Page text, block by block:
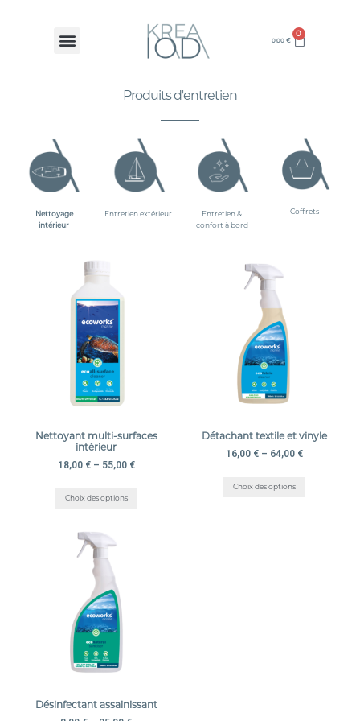
0,00 €
0
Produits d'entretien
Nettoyage
intérieur
Entretien extérieur
Entretien &
confort à bord
Coffrets
Nettoyant multi-surfaces
intérieur
18,00 €– 55,00 €
Choix des options
Détachant textile et vinyle
16,00 €– 64,00 €
Choix des options
Désinfectant assainissant